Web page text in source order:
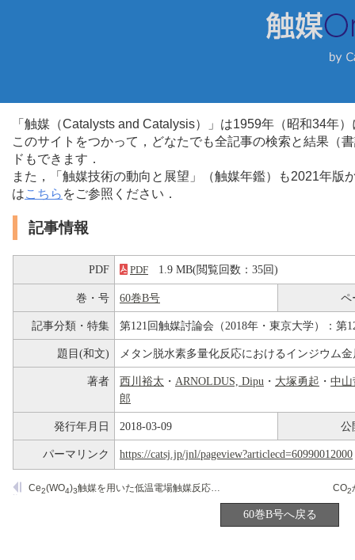
「触媒（Catalysts and Catalysis）」は1959年（昭和34年
このサイトをつかって，どなたでも全記事の検索と結果（
ドもできます．
また，「触媒技術の動向と展望」（触媒年鑑）も2021年
はこちら をご参照ください．
記事情報
PDF PDF 1.9 MB(閲覧回数：35回)
巻・号 60巻B号 ペ
記事分類・特集 第121回触媒討論会（2018年・東京大学）：第
題目(和文) メタン脱水素多量化反応におけるインジウム
著者 西川裕太 ・ ARNOLDUS, Dipu ・ 大塚勇起 ・ 中山
郎
発行年月日 2018-03-09 公
パーマリンク https://catsj.jp/jnl/pageview?articlecd=60990012000
CO2
Ce2(WO4)3触媒を用いた低温電場触媒反応によるメタン酸化カップリングの反応メカニズム
60巻B号へ戻る